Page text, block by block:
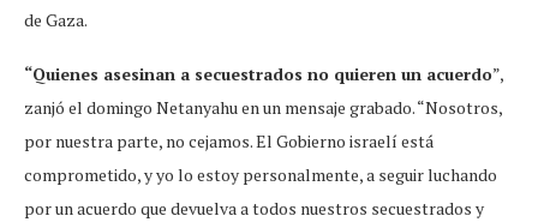
de Gaza.
“Quienes asesinan a secuestrados no quieren un acuerdo”,
zanjó el domingo Netanyahu en un mensaje grabado. “Nosotros,
por nuestra parte, no cejamos. El Gobierno israelí está
comprometido, y yo lo estoy personalmente, a seguir luchando
por un acuerdo que devuelva a todos nuestros secuestrados y